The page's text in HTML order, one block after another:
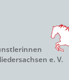
e. V.